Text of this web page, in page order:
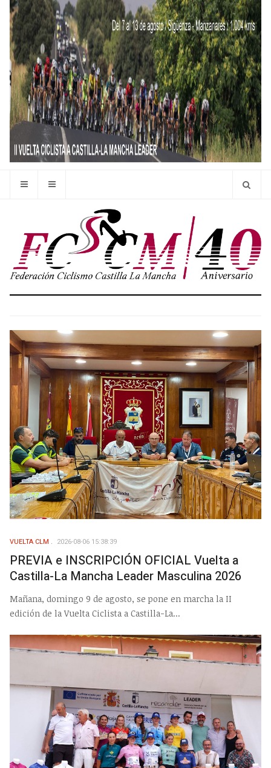
VUELTA CLM 2026-08-06 15:38:39
PREVIA e INSCRIPCIÓN OFICIAL Vuelta a
Castilla-La Mancha Leader Masculina 2026
Mañana, domingo 9 de agosto, se pone en marcha la II
edición de la Vuelta Ciclista a Castilla-La...